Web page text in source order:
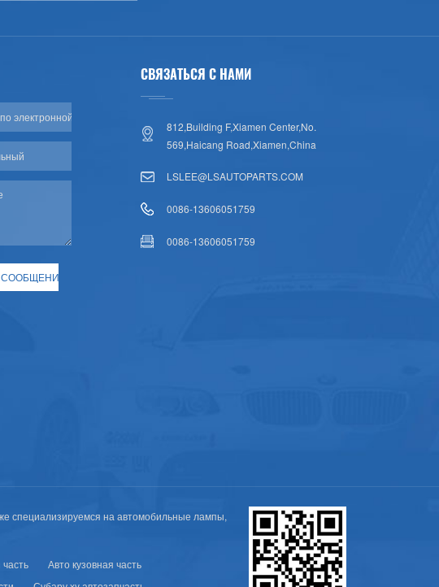
СВЯЗАТЬСЯ С НАМИ
812,Building F,Xiamen Center,No.
569,Haicang Road,Xiamen,China
LSLEE@LSAUTOPARTS.COM
0086-13606051759
0086-13606051759
специализируемся на автомобильные лампы,
Авто кузовная часть